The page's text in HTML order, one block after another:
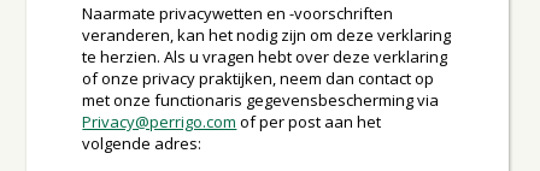
Naarmate privacywetten en -voorschriften
veranderen, kan het nodig zijn om deze verklaring
te herzien. Als u vragen hebt over deze verklaring
of onze privacy praktijken, neem dan contact op
met onze functionaris gegevensbescherming via
Privacy@perrigo.com of per post aan het
volgende adres: